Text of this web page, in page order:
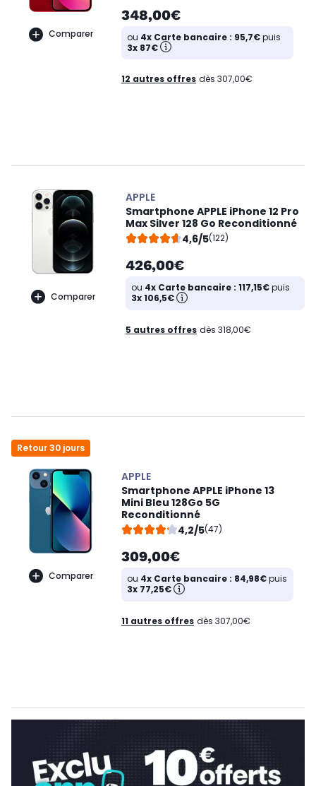
Comparer
348,00€
ou 4x Carte bancaire : 95,7€puis
3x 87€
12 autres offres dès 307,00€
Comparer
APPLE
Smartphone APPLE iPhone 12 Pro
Max Silver 128 Go Reconditionné
4,6/5(122)
426,00€
ou 4x Carte bancaire : 117,15€puis
3x 106,5€
5 autres offres dès 318,00€
Retour 30 jours
Comparer
APPLE
Smartphone APPLE iPhone 13
Mini Bleu 128Go 5G
Reconditionné
4,2/5(47)
309,00€
ou 4x Carte bancaire : 84,98€puis
3x 77,25€
11 autres offres dès 307,00€